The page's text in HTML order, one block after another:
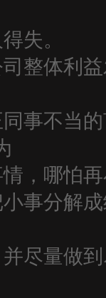
失。
整体利
事不当
，哪怕
事分解
尽量做